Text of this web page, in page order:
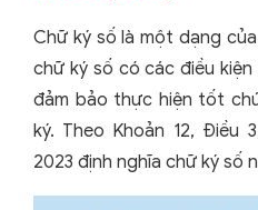
Chữ ký số là một dạng
chữ ký số có các điều
đảm bảo thực hiện tốt
ký. Theo Khoản 12, Điều
2023 định nghĩa chữ ký số